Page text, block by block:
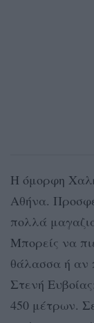
Η όμορφη
Αθήνα.
πολλά
Μπορείς να
θάλασσα ή αν
Στενή
450 μέτρων.